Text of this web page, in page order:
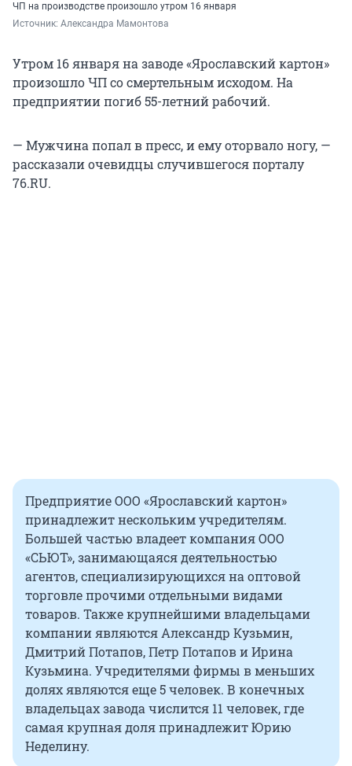
ЧП на производстве произошло утром 16 января
Источник: Александра Мамонтова
Утром 16 января на заводе «Ярославский картон»
произошло ЧП со смертельным исходом. На
предприятии погиб 55-летний рабочий.
— Мужчина попал в пресс, и ему оторвало ногу, —
рассказали очевидцы случившегося порталу
76.RU.
Предприятие ООО «Ярославский картон»
принадлежит нескольким учредителям.
Большей частью владеет компания ООО
«СЬЮТ», занимающаяся деятельностью
агентов, специализирующихся на оптовой
торговле прочими отдельными видами
товаров. Также крупнейшими владельцами
компании являются Александр Кузьмин,
Дмитрий Потапов, Петр Потапов и Ирина
Кузьмина. Учредителями фирмы в меньших
долях являются еще 5 человек. В конечных
владельцах завода числится 11 человек, где
самая крупная доля принадлежит Юрию
Неделину.